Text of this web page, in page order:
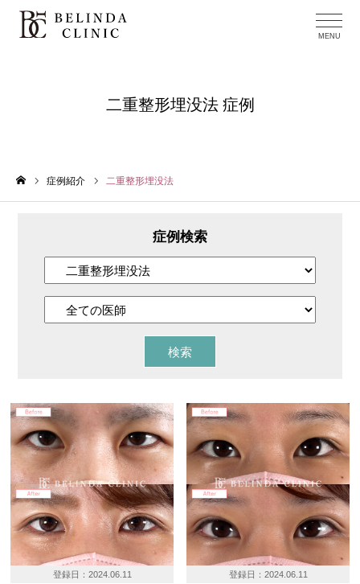
二重整形埋没法 症例
症例紹介 二重整形埋没法
症例検索
登録日： 2024.06.11 登録日： 2024.06.11